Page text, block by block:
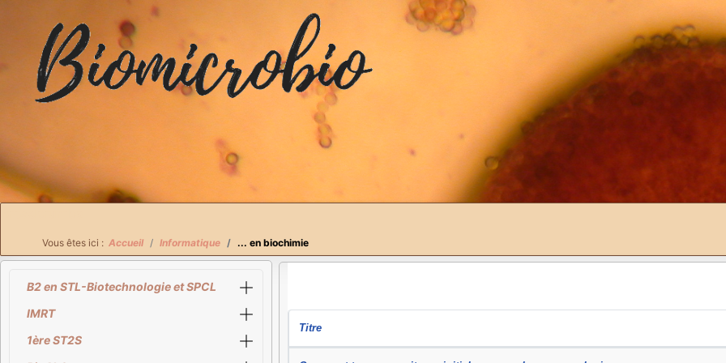
Vous êtes ici : Accueil Informatique ... en biochimie
B2 en STL-Biotechnologie et SPCL
IMRT
1ère ST2S
Titre